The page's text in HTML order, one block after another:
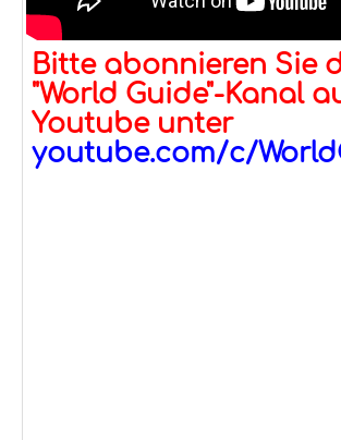
Bitte abonnieren Sie
"World Guide"-Kanal
Youtube unter
youtube.com/c/